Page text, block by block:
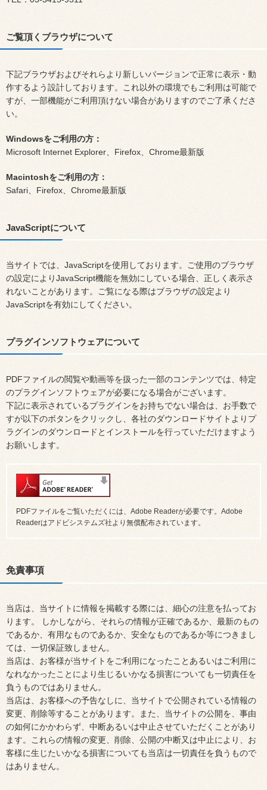
ご覧頂くブラウザについて
下記ブラウザおよびそれらより新しいバージョンで正常に表示・動
作するよう設計しております。これ以外の環境でもご利用は可能で
すが、一部機能がご利用頂けない場合がありますのでご了承くださ
い。
Windowsをご利用の方：
Microsoft Internet Explorer、Firefox、Chrome最新版
Macintoshをご利用の方：
Safari、Firefox、Chrome最新版
JavaScriptについて
当サイトでは、JavaScriptを使用しております。ご使用のブラウザ
の設定によりJavaScript機能を無効にしている場合、正しく表示さ
れないことがあります。ご覧になる際はブラウザの設定より
JavaScriptを有効にしてください。
プラグインソフトウェアについて
PDFファイルの閲覧や動画等を扱った一部のコンテンツでは、特定
のプラグインソフトウェアが必要になる場合がございます。
下記に表示されているプラグインをお持ちでない場合は、お手数で
すが以下のボタンをクリックし、各社のダウンロードサイトよりプ
ラグインのダウンロードとインストールを行っていただけますよう
お願いします。
PDFファイルをご覧いただくには、Adobe Readerが必要です。Adobe
Readerはアドビシステムズ社より無償配布されています。
免責事項
当店は、当サイトに情報を掲載する際には、細心の注意を払ってお
ります。 しかしながら、それらの情報が正確であるか、最新のもの
であるか、有用なものであるか、安全なものであるか等につきまし
ては、一切保証致しません。
当店は、お客様が当サイトをご利用になったことあるいはご利用に
なれなかったことにより生じるいかなる損害についても一切責任を
負うものではありません。
当店は、お客様への予告なしに、当サイトで公開されている情報の
変更、削除等することがあります。また、当サイトの公開を、事由
の如何にかかわらず、中断あるいは中止させていただくことがあり
ます。これらの情報の変更、削除、公開の中断又は中止により、お
客様に生じたいかなる損害についても当店は一切責任を負うもので
はありません。